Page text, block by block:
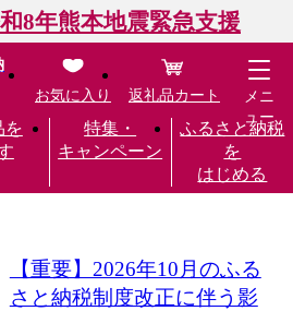
和8年熊本地震緊急支援
を
特集・
キャンペーン
ふるさと納税
を
はじめる
お気に入り 返礼品カート
メニ
ュー
【重要】2026年10月のふる
さと納税制度改正に伴う影